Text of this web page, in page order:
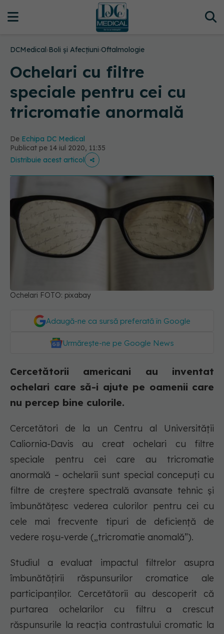
DCMedical›Boli și Afecțiuni›Oftalmologie
Ochelari cu filtre
speciale pentru cei cu
tricromatie anormală
De Echipa DC Medical
Publicat pe 14 iul 2020, 11:35
Distribuie acest articol
Ochelari FOTO: pixabay
Adaugă-ne ca sursă preferată în Google
Urmărește-ne pe Google News
Cercetătorii americani au inventat
ochelari care să-i ajute pe oamenii care
nu percep bine culorile.
Cercetători de la un Centru al Universității
Caliornia-Davis au creat ochelari cu filtre
speciale pentru cei care au tricromatie
anormală – ochelarii sunt special concepuți cu
filtre de creștere spectrală avansate tehnic și
îmbunătățesc vederea culorilor pentru cei cu
cele mai frecvente tipuri de deficiență de
vedere roșu-verde („tricromatie anomală”).
Studiul a evaluat impactul filtrelor asupra
îmbunătățirii răspunsurilor cromatice ale
participanților. Cercetătorii au descoperit că
purtarea ochelarilor cu filtru a crescut
răspunsurile la reacția contrastului cromatic la